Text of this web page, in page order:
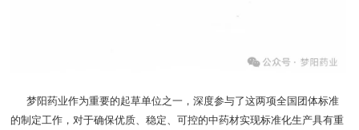
梦阳药业作为重要的起草单位之一，深度参与了这两项全国团体标准
的制定工作，对于确保优质、稳定、可控的中药材实现标准化生产具有重